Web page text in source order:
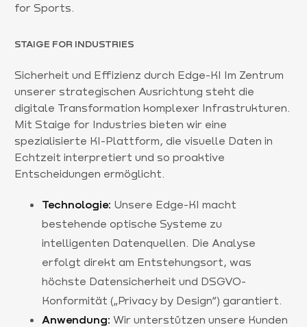
for Sports.
STAIGE FOR INDUSTRIES
Sicherheit und Effizienz durch Edge-KI Im Zentrum
unserer strategischen Ausrichtung steht die
digitale Transformation komplexer Infrastrukturen.
Mit Staige for Industries bieten wir eine
spezialisierte KI-Plattform, die visuelle Daten in
Echtzeit interpretiert und so proaktive
Entscheidungen ermöglicht.
Technologie: Unsere Edge-KI macht
bestehende optische Systeme zu
intelligenten Datenquellen. Die Analyse
erfolgt direkt am Entstehungsort, was
höchste Datensicherheit und DSGVO-
Konformität („Privacy by Design“) garantiert.
Anwendung: Wir unterstützen unsere Kunden